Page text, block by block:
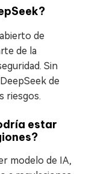
de
de la
Sin
de
riesgos.
estar
modelo de IA,